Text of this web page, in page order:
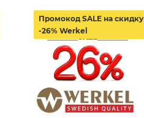
Промокод SALE на скидку
-26% Werkel